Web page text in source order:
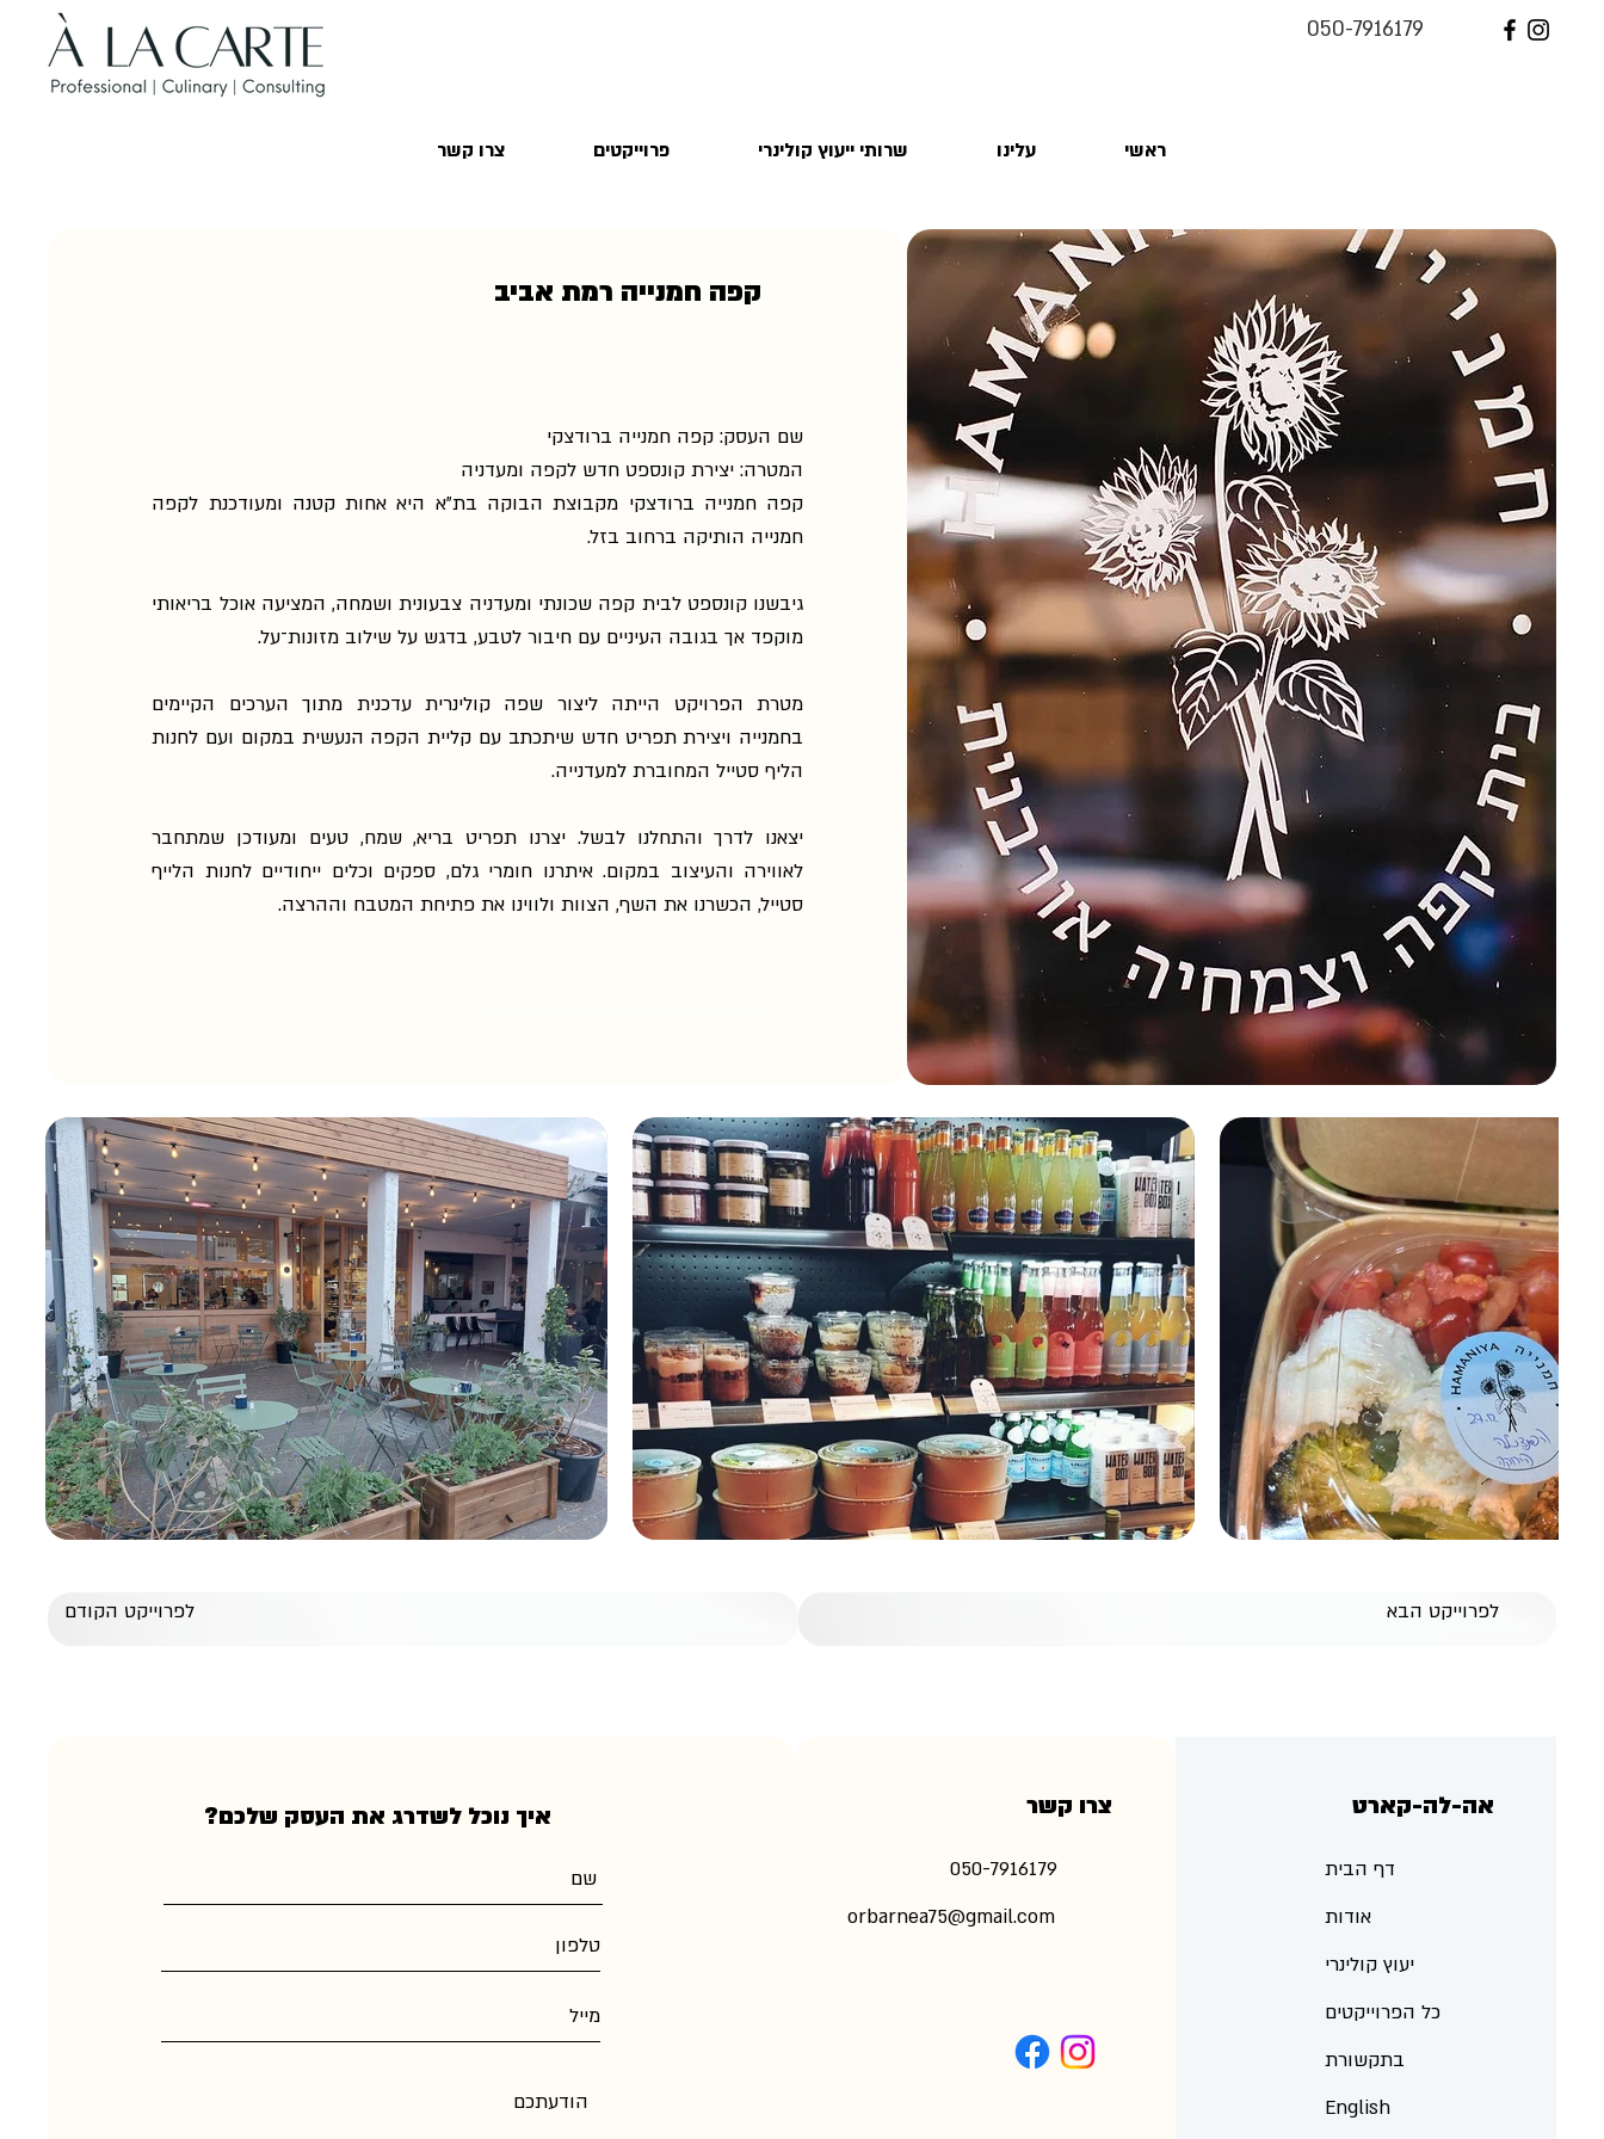
050-7916179
ראשי עלינו שרותי ייעוץ קולינרי פרוייקטים צרו קשר
קפה חמנייה רמת אביב
שם העסק: קפה חמנייה ברודצקי
המטרה: יצירת קונספט חדש לקפה ומעדניה
קפה חמנייה ברודצקי מקבוצת הבוקה בת"א היא אחות קטנה ומעודכנת לקפה
חמנייה הותיקה ברחוב בזל.
גיבשנו קונספט לבית קפה שכונתי ומעדניה צבעונית ושמחה, המציעה אוכל בריאותי
מוקפד אך בגובה העיניים עם חיבור לטבע, בדגש על שילוב מזונות־על.
מטרת הפרויקט הייתה ליצור שפה קולינרית עדכנית מתוך הערכים הקיימים
בחמנייה ויצירת תפריט חדש שיתכתב עם קליית הקפה הנעשית במקום ועם לחנות
הליף סטייל המחוברת למעדנייה.
יצאנו לדרך והתחלנו לבשל. יצרנו תפריט בריא, שמח, טעים ומעודכן שמתחבר
לאווירה והעיצוב במקום. איתרנו חומרי גלם, ספקים וכלים ייחודיים לחנות הלייף
סטייל, הכשרנו את השף, הצוות ולווינו את פתיחת המטבח וההרצה.
לפרוייקט הקודם לפרוייקט הבא
איך נוכל לשדרג את העסק שלכם? צרו קשר
​050-7916179
orbarnea75@gmail.com
אה-לה-קארט
דף הבית
אודות
יעוץ קולינרי
כל הפרוייקטים
בתקשורת
English